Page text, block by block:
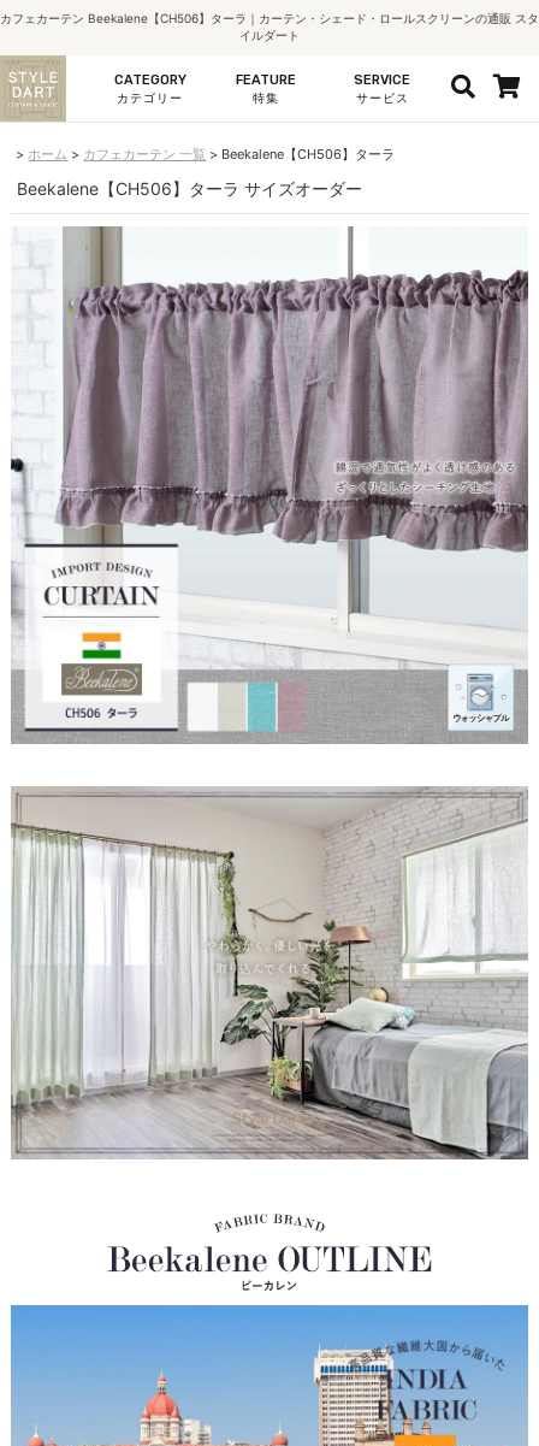
カフェカーテン Beekalene【CH506】ターラ｜カーテン・シェード・ロールスクリーンの通販 スタ
イルダート
CATEGORY
カテゴリー
FEATURE
特集
SERVICE
サービス
ホーム カフェカーテン 一覧 Beekalene【CH506】ターラ
Beekalene【CH506】ターラ サイズオーダー